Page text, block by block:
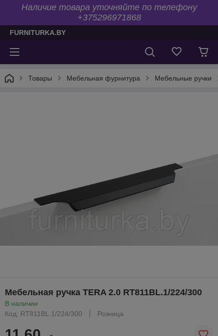
Наличие товара уточняйте по телефону
+375296971868
FURNITURKA.BY
Товары Мебельная фурнитура Мебельные ручки
Мебельная ручка TERA 2.0 RT811BL.1/224/300
В наличии
Код: RT811BL.1/224/300
Розница